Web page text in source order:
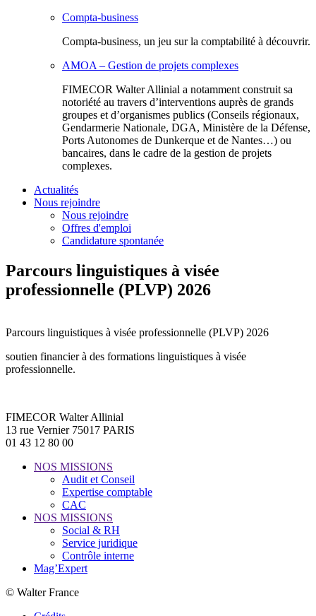
Compta-business
Compta-business, un jeu sur la comptabilité à découvrir.
AMOA – Gestion de projets complexes
FIMECOR Walter Allinial a notamment construit sa
notoriété au travers d’interventions auprès de grands
groupes et d’organismes publics (Conseils régionaux,
Gendarmerie Nationale, DGA, Ministère de la Défense,
Ports Autonomes de Dunkerque et de Nantes…) ou
bancaires, dans le cadre de la gestion de projets
complexes.
Actualités
Nous rejoindre
Nous rejoindre
Offres d'emploi
Candidature spontanée
Parcours linguistiques à visée
professionnelle (PLVP) 2026
Parcours linguistiques à visée professionnelle (PLVP) 2026
soutien financier à des formations linguistiques à visée
professionnelle.
FIMECOR Walter Allinial
13 rue Vernier 75017 PARIS
01 43 12 80 00
NOS MISSIONS
Audit et Conseil
Expertise comptable
CAC
NOS MISSIONS
Social & RH
Service juridique
Contrôle interne
Mag’Expert
© Walter France